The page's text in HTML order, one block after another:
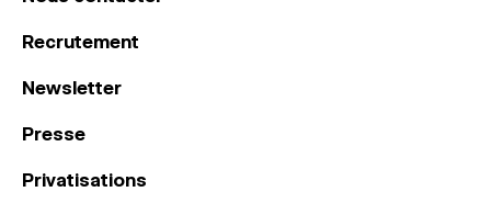
Recrutement
Newsletter
Presse
Privatisations